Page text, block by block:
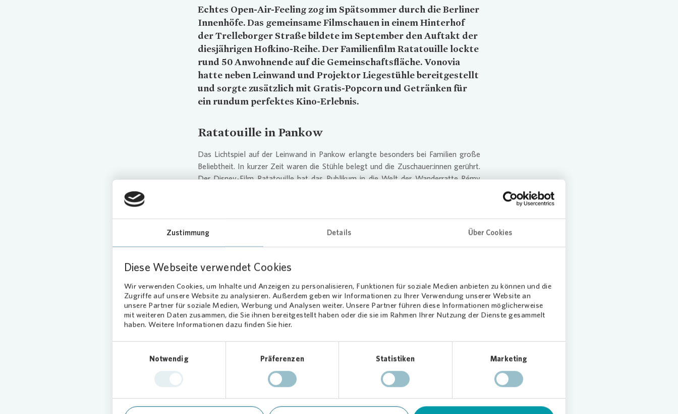
Zustimmung Details Über Cookies
Diese Webseite verwendet Cookies
Wir verwenden Cookies, um Inhalte und Anzeigen zu personalisieren, Funktionen für soziale Medien anbieten zu können und die
Zugriffe auf unsere Website zu analysieren. Außerdem geben wir Informationen zu Ihrer Verwendung unserer Website an
unsere Partner für soziale Medien, Werbung und Analysen weiter. Unsere Partner führen diese Informationen möglicherweise
mit weiteren Daten zusammen, die Sie ihnen bereitgestellt haben oder die sie im Rahmen Ihrer Nutzung der Dienste gesammelt
haben. Weitere Informationen dazu finden Sie hier.
Notwendig
Präferenzen Statistiken Marketing
Echtes Open-Air-Feeling zog im Spätsommer durch die Berliner
Innenhöfe. Das gemeinsame Filmschauen in einem Hinterhof
der Trelleborger Straße bildete im September den Auftakt der
diesjährigen Hofkino-Reihe. Der Familienfilm Ratatouille lockte
rund 50 Anwohnende auf die Gemeinschaftsfläche.Vonovia
hatte neben Leinwand und Projektor Liegestühle bereitgestellt
und sorgte zusätzlich mit Gratis-Popcorn und Getränken für
ein rundum perfektes Kino-Erlebnis.
Ratatouille in Pankow
Das Lichtspiel auf der Leinwand in Pankow erlangte besonders bei Familien große
Beliebtheit. In kurzer Zeit waren die Stühle belegt und die Zuschauer:innen gerührt.
Der Disney-Film Ratatouille hat das Publikum in die Welt der Wanderratte Rémy
Loading...